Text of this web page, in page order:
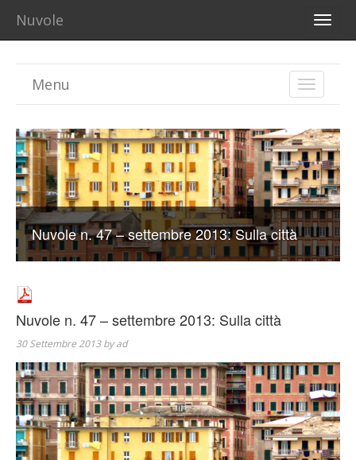
Nuvole
TOGGLE
Menu
Nuvole n. 47 – settembre 2013: Sulla città
Nuvole n. 47 – settembre 2013: Sulla città
30 Settembre 2013 byad